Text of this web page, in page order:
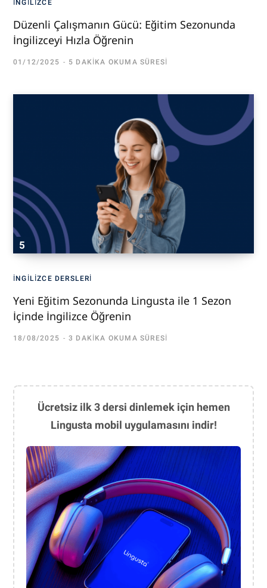
İNGILIZCE
Düzenli Çalışmanın Gücü: Eğitim Sezonunda
İngilizceyi Hızla Öğrenin
01/12/2025 5 DAKIKA OKUMA SÜRESI
İNGILIZCE DERSLERI
Yeni Eğitim Sezonunda Lingusta ile 1 Sezon
İçinde İngilizce Öğrenin
18/08/2025 3 DAKIKA OKUMA SÜRESI
Ücretsiz ilk 3 dersi dinlemek için hemen
Lingusta mobil uygulamasını indir!